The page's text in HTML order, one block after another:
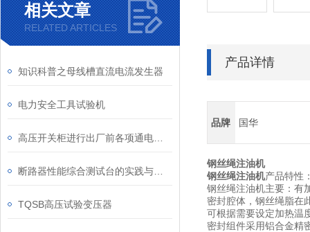
相关文章
RELATED ARTICLES
知识科普之母线槽直流电流发生器
电力安全工具试验机
TQSB高压试验变压器
产品详情
品牌 国华
钢丝绳注油机
钢丝绳注油机产品特性
钢丝绳注油机主要：有
密封腔体，钢丝绳脂在
可根据需要设定加热温
密封组件采用铝合金精